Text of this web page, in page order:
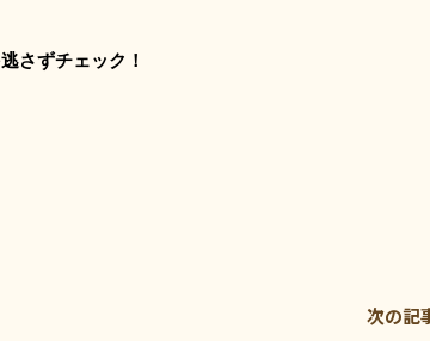
さずチェック！
次の記